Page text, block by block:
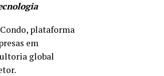
plataforma
em
global